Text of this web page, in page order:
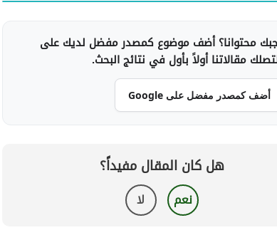
محتوانا؟ أضف موضوع كمصدر مفضل لديك على
مقالاتنا أولاً بأول في نتائج البحث.
أضف كمصدر مفضل على Google
هل كان المقال مفيداً؟
نعم لا